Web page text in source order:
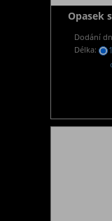
Opasek
Dodání
Délka: